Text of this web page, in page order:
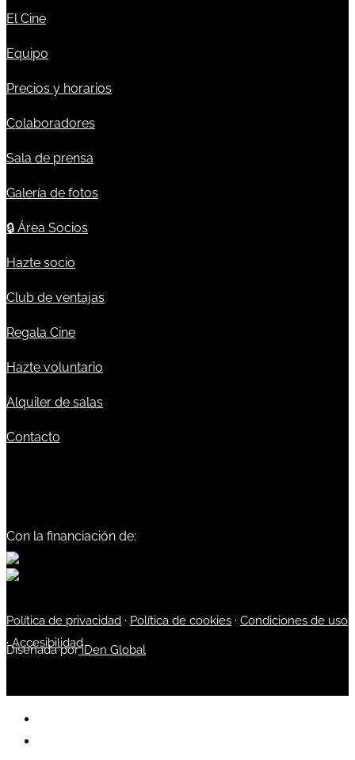
El Cine
Equipo
Precios y horarios
Colaboradores
Sala de prensa
Galería de fotos
🔒 Área Socios
Hazte socio
Club de ventajas
Regala Cine
Hazte voluntario
Alquiler de salas
Contacto
Con la financiación de:
Política de privacidad · Política de cookies · Condiciones de uso
·Accesibilidad
Diseñada poriDen Global